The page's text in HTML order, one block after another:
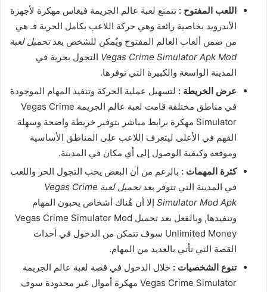
اللعب المفتوح : تتمتع لعبة عالم الجريمة فيغاس مهكرة لأجهزة
الأندرويد بخاصية رائعة وهي حركة اللاعب بكامل الحرية فـ هي
من ضمن ألعاب العالم المفتوح ويٌمكن للشخص بعدتحميل لعبة
Vegas Crime Simulator Apk Mod التجول بحرية في
المدينة الواسعة والكبيرة التي توفرها.
عرض الخريطة : لتسهيل عملية الحركة وتنفيذ المهام الموجودة
في مناطق مختلفة قامت لعبة عالم الجريمة Vegas Crime
Simulator مهكرة برابط مباشر بتوفير خريطة واضحة وسهلة
الفهم في الأعلى ليتعرف اللاعب على المناطق الأساسية
وموقعه وكيفية الوصول إلى أي مكان في المدينة.
كثرة المهمات : بالرغم من أن البعض يحب التجول الحر واللعب
في المدينة التي تتوفر بعد
تحميل لعبة Vegas Crime
Simulator Mod Apk إلا أن هٌناك أشخاص يحبون المهام
وتنفيذها, وبالفعل بعد تحميل Vegas Crime Simulator Mod
Unlimited Money سوف تتمكن من الدخول في أحداث
القصة التي تأتي بالعديد من المهام.
تنوع الشخصيات : خلال الدخول في قصة لعبة عالم الجريمة
Vegas Crime Simulator مهكرة أموال غير محدودة سوف